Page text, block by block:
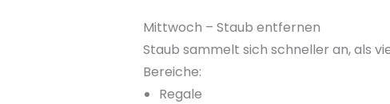
Mittwoch – Staub entfernen
Staub sammelt sich schneller an, als
Bereiche:
Regale